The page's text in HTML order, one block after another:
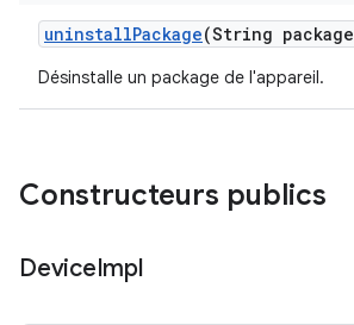
uninstallPackage(String package
Désinstalle un package de l'appareil.
Constructeurs publics
DeviceImpl